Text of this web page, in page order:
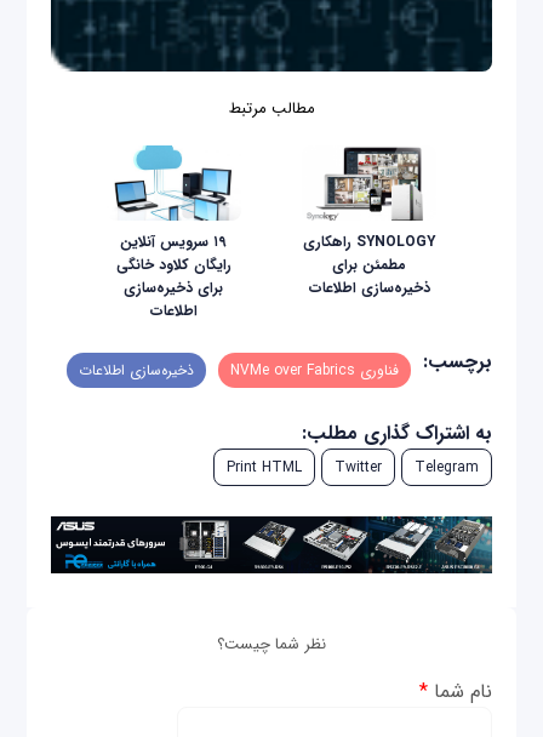
مطالب مرتبط
SYNOLOGY راهکاری
مطمئن برای
ذخیره‌سازی اطلاعات
۱۹ سرویس آنلاین
رایگان کلاود خانگی
برای ذخیره‌سازی
اطلاعات
برچسب: فناوری NVMe over Fabrics ذخیره‌سازی اطلاعات
به اشتراک گذاری مطلب:
Telegram
Twitter
Print HTML
نظر شما چیست؟
نام شما*